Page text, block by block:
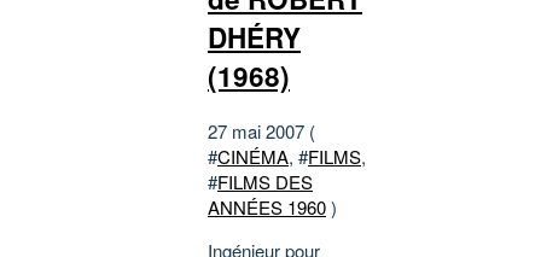
DHÉRY
(1968)
27 mai 2007 (
#CINÉMA, #FILMS,
#FILMS DES
ANNÉES 1960)
Ingénieur pour